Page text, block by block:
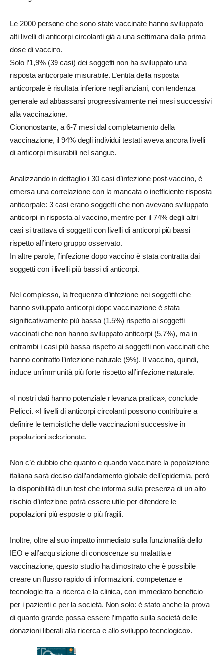
Le 2000 persone che sono state vaccinate hanno sviluppato
alti livelli di anticorpi circolanti già a una settimana dalla prima
dose di vaccino.
Solo l’1,9% (39 casi) dei soggetti non ha sviluppato una
risposta anticorpale misurabile. L’entità della risposta
anticorpale è risultata inferiore negli anziani, con tendenza
generale ad abbassarsi progressivamente nei mesi successivi
alla vaccinazione.
Ciononostante, a 6-7 mesi dal completamento della
vaccinazione, il 94% degli individui testati aveva ancora livelli
di anticorpi misurabili nel sangue.
Analizzando in dettaglio i 30 casi d’infezione post-vaccino, è
emersa una correlazione con la mancata o inefficiente risposta
anticorpale: 3 casi erano soggetti che non avevano sviluppato
anticorpi in risposta al vaccino, mentre per il 74% degli altri
casi si trattava di soggetti con livelli di anticorpi più bassi
rispetto all’intero gruppo osservato.
In altre parole, l’infezione dopo vaccino è stata contratta dai
soggetti con i livelli più bassi di anticorpi.
Nel complesso, la frequenza d’infezione nei soggetti che
hanno sviluppato anticorpi dopo vaccinazione è stata
significativamente più bassa (1.5%) rispetto ai soggetti
vaccinati che non hanno sviluppato anticorpi (5,7%), ma in
entrambi i casi più bassa rispetto ai soggetti non vaccinati che
hanno contratto l’infezione naturale (9%). Il vaccino, quindi,
induce un’immunità più forte rispetto all’infezione naturale.
«I nostri dati hanno potenziale rilevanza pratica», conclude
Pelicci. «I livelli di anticorpi circolanti possono contribuire a
definire le tempistiche delle vaccinazioni successive in
popolazioni selezionate.
Non c’è dubbio che quanto e quando vaccinare la popolazione
italiana sarà deciso dall’andamento globale dell’epidemia, però
la disponibilità di un test che informa sulla presenza di un alto
rischio d’infezione potrà essere utile per difendere le
popolazioni più esposte o più fragili.
Inoltre, oltre al suo impatto immediato sulla funzionalità dello
IEO e all’acquisizione di conoscenze su malattia e
vaccinazione, questo studio ha dimostrato che è possibile
creare un flusso rapido di informazioni, competenze e
tecnologie tra la ricerca e la clinica, con immediato beneficio
per i pazienti e per la società. Non solo: è stato anche la prova
di quanto grande possa essere l’impatto sulla società delle
donazioni liberali alla ricerca e allo sviluppo tecnologico».